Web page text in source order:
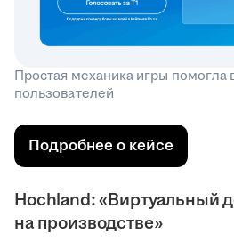
Простая механика игры помогла
пользователей
Подробнее о кейсе
Hochland: «Виртуальный
на производстве»